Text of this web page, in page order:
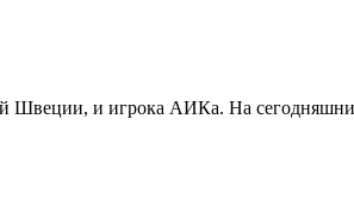
Швеции, и игрока АИКа. На